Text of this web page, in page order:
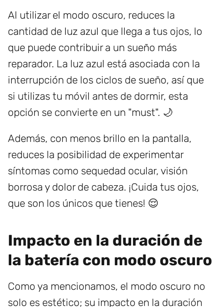
Al utilizar el modo oscuro, reduces la
cantidad de luz azul que llega a tus ojos, lo
que puede contribuir a un sueño más
reparador. La luz azul está asociada con la
interrupción de los ciclos de sueño, así que
si utilizas tu móvil antes de dormir, esta
opción se convierte en un "must". 🌙
Además, con menos brillo en la pantalla,
reduces la posibilidad de experimentar
síntomas como sequedad ocular, visión
borrosa y dolor de cabeza. ¡Cuida tus ojos,
que son los únicos que tienes! 😌
Impacto en la duración de
la batería con modo oscuro
Como ya mencionamos, el modo oscuro no
solo es estético; su impacto en la duración